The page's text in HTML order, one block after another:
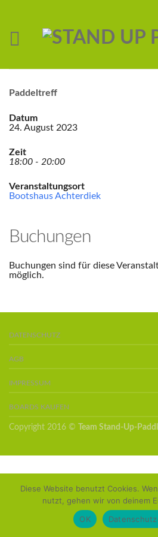
Paddeltreff
Datum
24. August 2023
Zeit
18:00 - 20:00
Veranstaltungsort
Bootshaus Achterdiek
Buchungen
Buchungen sind für diese
möglich.
DATENSCHUTZ
AGB
IMPRESSUM
BOARDS KAUFEN
Copyright 2016 © Team Stand-Up-
Diese Website benutzt Cookies.
nutzt, gehen wir von deinem
OK